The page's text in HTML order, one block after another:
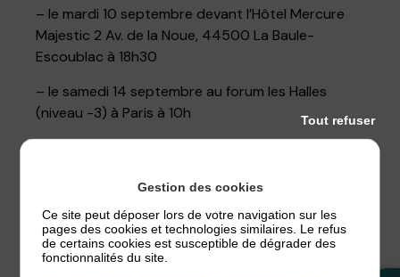
– le mardi 10 septembre devant l’Hôtel Mercure
Majestic 2 Av. de la Noue, 44500 La Baule-
Escoublac à 18h30
– le samedi 14 septembre au forum les Halles
(niveau -3) à Paris à 10h
AUTRES ÉVÉNEMENTS
Gestion des cookies
Ce site peut déposer lors de votre navigation sur les
pages des cookies et technologies similaires. Le refus
de certains cookies est susceptible de dégrader des
fonctionnalités du site.
Tout refuser